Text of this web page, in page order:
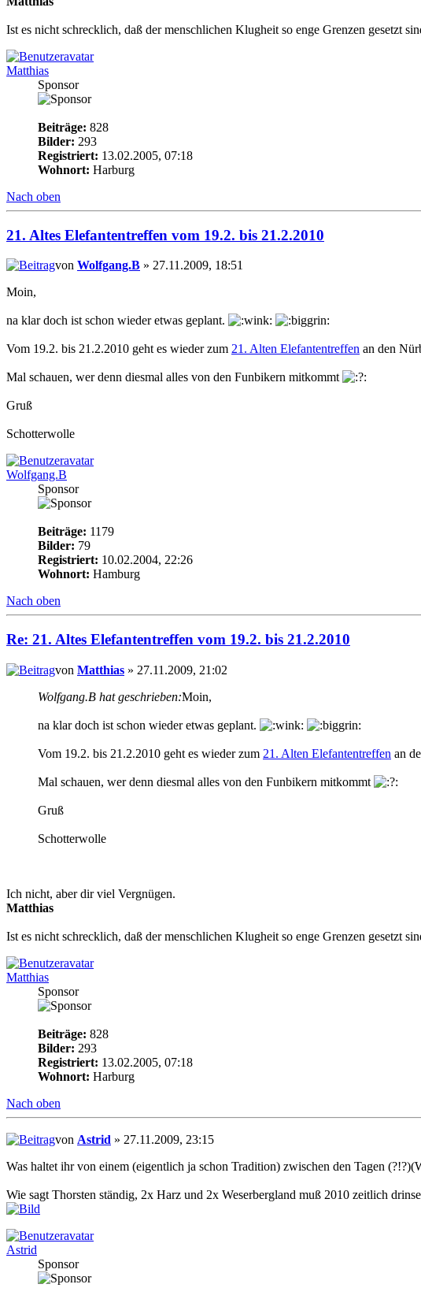
Ist es nicht schrecklich, daß der menschlichen Klugheit so enge Grenzen gesetzt
Matthias
Sponsor
Beiträge: 828
Bilder: 293
Registriert: 13.02.2005, 07:18
Wohnort: Harburg
Nach oben
21. Altes Elefantentreffen vom 19.2. bis 21.2.2010
von Wolfgang.B » 27.11.2009, 18:51
Moin,
na klar doch ist schon wieder etwas geplant.
Vom 19.2. bis 21.2.2010 geht es wieder zum 21. Alten Elefantentreffen an den
Mal schauen, wer denn diesmal alles von den Funbikern mitkommt
Gruß
Schotterwolle
Wolfgang.B
Sponsor
Beiträge: 1179
Bilder: 79
Registriert: 10.02.2004, 22:26
Wohnort: Hamburg
Nach oben
Re: 21. Altes Elefantentreffen vom 19.2. bis 21.2.2010
von Matthias » 27.11.2009, 21:02
Wolfgang.B hat geschrieben:Moin,
na klar doch ist schon wieder etwas geplant.
Vom 19.2. bis 21.2.2010 geht es wieder zum 21. Alten Elefantentreffen an
Mal schauen, wer denn diesmal alles von den Funbikern mitkommt
Gruß
Schotterwolle
Ich nicht, aber dir viel Vergnügen.
Matthias
Ist es nicht schrecklich, daß der menschlichen Klugheit so enge Grenzen gesetzt
Matthias
Sponsor
Beiträge: 828
Bilder: 293
Registriert: 13.02.2005, 07:18
Wohnort: Harburg
Nach oben
von Astrid » 27.11.2009, 23:15
Was haltet ihr von einem (eigentlich ja schon Tradition) zwischen den Tagen
Wie sagt Thorsten ständig, 2x Harz und 2x Weserbergland muß 2010 zeitlich
Astrid
Sponsor